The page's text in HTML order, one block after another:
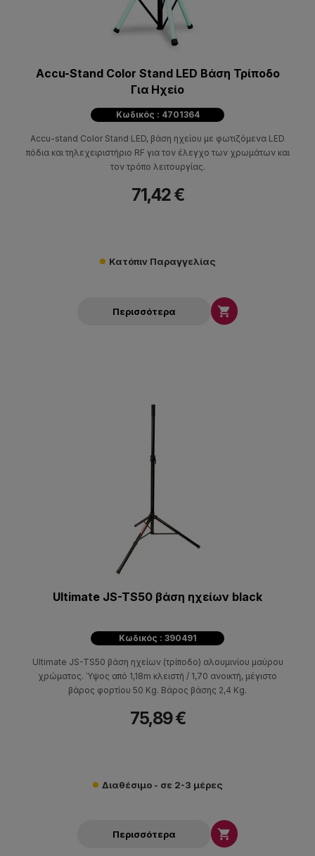
Accu-Stand Color Stand LED Βάση Τρίποδο
Για Ηχείο
Κωδικός : 4701364
Accu-stand Color Stand LED, βάση ηχείου με φωτιζόμενα LED
πόδια και τηλεχειριστήριο RF για τον έλεγχο των χρωμάτων και
τον τρόπο λειτουργίας.
71,42 €
Κατόπιν Παραγγελίας
Περισσότερα 
Ultimate JS-TS50 βάση ηχείων black
Κωδικός : 390491
Ultimate JS-TS50 βάση ηχείων (τρίποδο) αλουμινίου μαύρου
χρώματος. Ύψος από 1,18m κλειστή / 1,70 ανοικτή, μέγιστο
βάρος φορτίου 50 Kg. Βάρος βάσης 2,4 Kg.
75,89 €
Διαθέσιμο - σε 2-3 μέρες
Περισσότερα 